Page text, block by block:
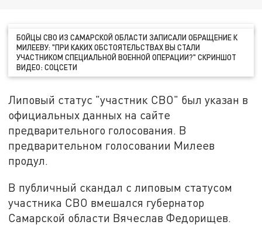
БОЙЦЫ СВО ИЗ САМАРСКОЙ ОБЛАСТИ ЗАПИСАЛИ ОБРАЩЕНИЕ К
МИЛЕЕВУ: "ПРИ КАКИХ ОБСТОЯТЕЛЬСТВАХ ВЫ СТАЛИ
УЧАСТНИКОМ СПЕЦИАЛЬНОЙ ВОЕННОЙ ОПЕРАЦИИ?" СКРИНШОТ
ВИДЕО: СОЦСЕТИ
Липовый статус "участник СВО" был указан в
официальных данных на сайте
предварительного голосования. В
предварительном голосовании Милеев
продул.
В публичный скандал с липовым статусом
участника СВО вмешался губернатор
Самарской области Вячеслав Федорищев.